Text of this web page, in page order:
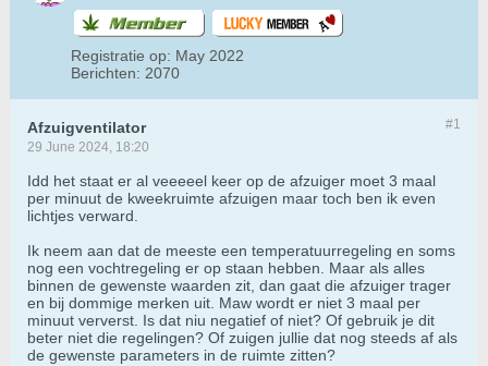
Registratie op: May 2022
Berichten: 2070
#1
Afzuigventilator
29 June 2024, 18:20
Idd het staat er al veeeeel keer op de afzuiger moet 3 maal
per minuut de kweekruimte afzuigen maar toch ben ik even
lichtjes verward.
Ik neem aan dat de meeste een temperatuurregeling en soms
nog een vochtregeling er op staan hebben. Maar als alles
binnen de gewenste waarden zit, dan gaat die afzuiger trager
en bij dommige merken uit. Maw wordt er niet 3 maal per
minuut ververst. Is dat niu negatief of niet? Of gebruik je dit
beter niet die regelingen? Of zuigen jullie dat nog steeds af als
de gewenste parameters in de ruimte zitten?